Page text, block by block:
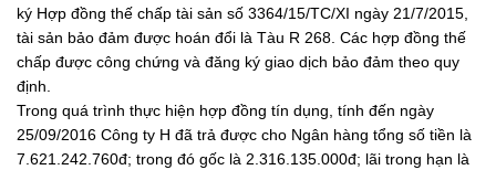
ký Hợp đồng thế chấp tài sản số 3364/15/TC/XI ngày 21/7/2015,
tài sản bảo đảm được hoán đổi là Tàu R 268. Các hợp đồng thế
chấp được công chứng và đăng ký giao dịch bảo đảm theo quy
định.
Trong quá trình thực hiện hợp đồng tín dụng, tính đến ngày
25/09/2016 Công ty H đã trả được cho Ngân hàng tổng số tiền là
7.621.242.760đ; trong đó gốc là 2.316.135.000đ; lãi trong hạn là